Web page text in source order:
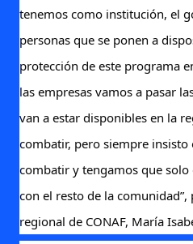
tenemos como institución, el
personas que se ponen a
protección de este programa
las empresas vamos a pasar
van a estar disponibles en la
combatir, pero siempre
combatir y tengamos que
con el resto de la
regional de CONAF, María